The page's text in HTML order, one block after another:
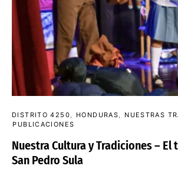
DISTRITO 4250 HONDURAS
NUESTRAS
PUBLICACIONES
Nuestra Cultura y Tradiciones – El
San Pedro Sula